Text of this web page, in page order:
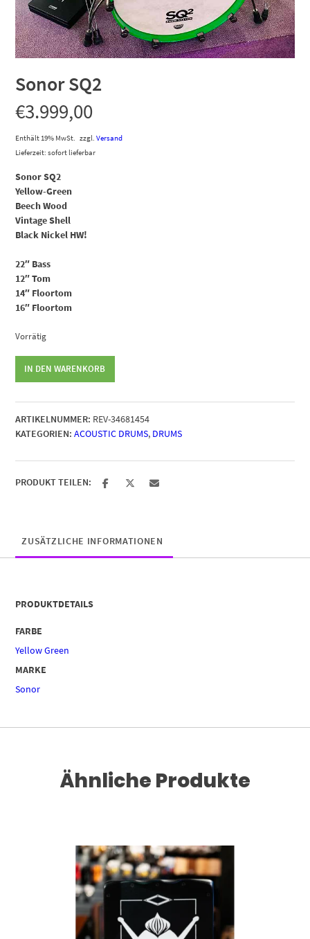
Sonor SQ2
€3.999,00
Enthält 19% MwSt. zzgl.Versand
Lieferzeit: sofort lieferbar
Sonor SQ2
Yellow-Green
Beech Wood
Vintage Shell
Black Nickel HW!
22″ Bass
12″ Tom
14″ Floortom
16″ Floortom
Vorrätig
IN DEN WARENKORB
ARTIKELNUMMER: REV-34681454
KATEGORIEN: ACOUSTIC DRUMS, DRUMS
PRODUKT TEILEN:
ZUSÄTZLICHE INFORMATIONEN
PRODUKTDETAILS
FARBE
Yellow Green
MARKE
Sonor
Ähnliche Produkte